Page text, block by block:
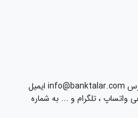
لطفا فایل های خود را به آدرس info@banktalar.com ایمیل
واتساپ ، تلگرام و ... به شماره